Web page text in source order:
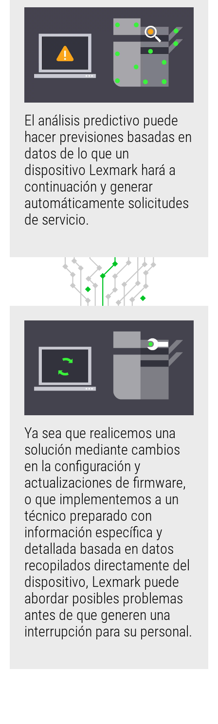
El análisis predictivo puede
hacer previsiones basadas en
datos de lo que un
dispositivo Lexmark hará a
continuación y generar
automáticamente solicitudes
de servicio.
Ya sea que realicemos una
solución mediante cambios
en la configuración y
actualizaciones de firmware,
o que implementemos a un
técnico preparado con
información específica y
detallada basada en datos
recopilados directamente del
dispositivo, Lexmark puede
abordar posibles problemas
antes de que generen una
interrupción para su personal.